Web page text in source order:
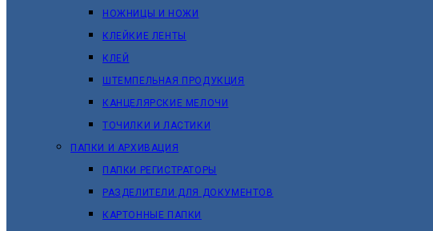
НОЖНИЦЫ И НОЖИ
КЛЕЙКИЕ ЛЕНТЫ
КЛЕЙ
ШТЕМПЕЛЬНАЯ ПРОДУКЦИЯ
КАНЦЕЛЯРСКИЕ МЕЛОЧИ
ТОЧИЛКИ И ЛАСТИКИ
ПАПКИ И АРХИВАЦИЯ
ПАПКИ РЕГИСТРАТОРЫ
РАЗДЕЛИТЕЛИ ДЛЯ ДОКУМЕНТОВ
КАРТОННЫЕ ПАПКИ